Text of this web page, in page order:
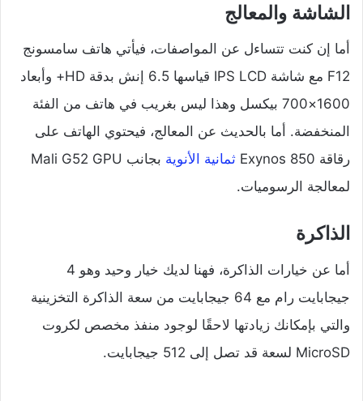
الشاشة والمعالج
أما إن كنت تتساءل عن المواصفات، فيأتي هاتف سامسونج
F12 مع شاشة IPS LCD قياسها 6.5 إنش بدقة HD+ وأبعاد
1600×700 بيكسل وهذا ليس بغريب في هاتف من الفئة
المنخفضة. أما بالحديث عن المعالج، فيحتوي الهاتف على
رقاقة Exynos 850
ثمانية الأنوية
بجانب Mali G52 GPU
لمعالجة الرسوميات.
الذاكرة
أما عن خيارات الذاكرة، فهنا لديك خيار وحيد وهو 4
جيجابايت رام مع 64 جيجابايت من سعة الذاكرة التخزينية
والتي بإمكانك زيادتها لاحقًا لوجود منفذ مخصص لكروت
MicroSD لسعة قد تصل إلى 512 جيجابايت.